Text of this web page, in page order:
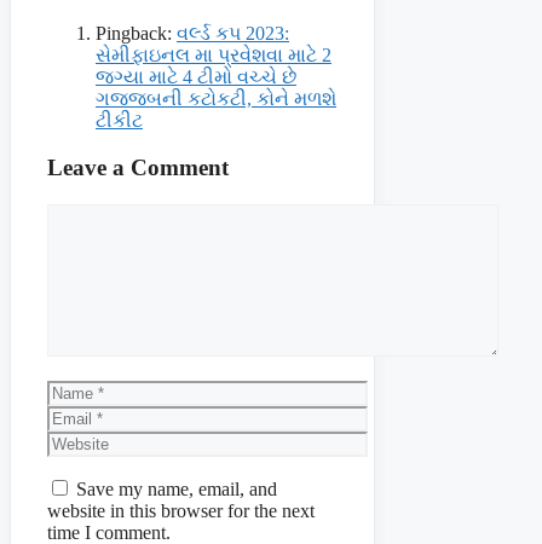
Pingback: વર્લ્ડ કપ 2023:
સેમીફાઇનલ મા પ્રવેશવા માટે 2
જગ્યા માટે 4 ટીમો વચ્ચે છે
ગજજબની કટોકટી, કોને મળશે
ટીકીટ
Leave a Comment
Name
Email
Website
Save my name, email, and
website in this browser for the next
time I comment.